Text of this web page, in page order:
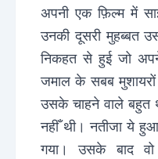
अपनी एक फ़िल्म में
उनकी दूसरी मुहब्बत
निकहत से हुई जो
जमाल के सबब
उसके चाहने वाले बहुत
नहीँ थी। नतीजा ये
गया। उसके बाद